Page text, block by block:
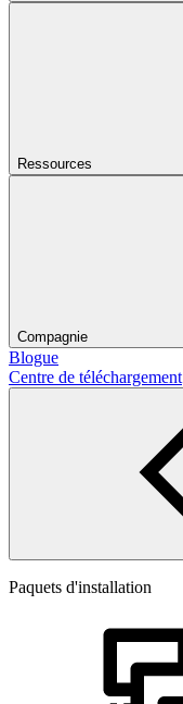
Ressources
Compagnie
Blogue
Centre de téléchargement
Paquets d'installation